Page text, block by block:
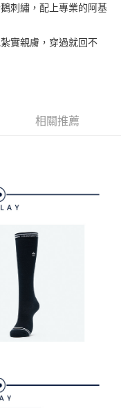
。
交易完成。
support/home
先享後付」服務完成之交
交易相關給付款項請求債
人之同意方可使用
失，本公司不負相關責
之用戶狀況，依本公司即
形，本公司將視審查結果
度並採取法律行動。
刺繡，配上專業的阿基
實親膚，穿過就回不
相關推薦